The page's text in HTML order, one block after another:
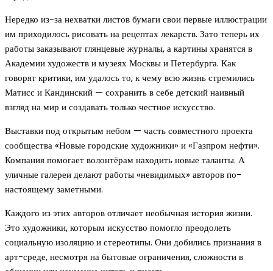
Нередко из-за нехватки листов бумаги свои первые иллюстрации
им приходилось рисовать на рецептах лекарств. Зато теперь их
работы заказывают глянцевые журналы, а картины хранятся в
Академии художеств и музеях Москвы и Петербурга. Как
говорят критики, им удалось то, к чему всю жизнь стремились
Матисс и Кандинский — сохранить в себе детский наивный
взгляд на мир и создавать только честное искусство.
Выставки под открытым небом — часть совместного проекта
сообщества «Новые городские художники» и «Газпром нефти».
Компания помогает волонтёрам находить новые таланты. А
уличные галереи делают работы «невидимых» авторов по-
настоящему заметными.
Каждого из этих авторов отличает необычная история жизни.
Это художники, которым искусство помогло преодолеть
социальную изоляцию и стереотипы. Они добились признания в
арт-среде, несмотря на бытовые ограничения, сложности в